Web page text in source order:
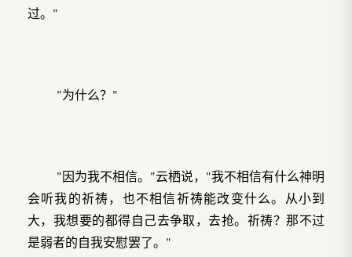
过。"
"为什么？"
"因为我不相信。"云栖说，"我不相信有什么神明
会听我的祈祷，也不相信祈祷能改变什么。从小到
大，我想要的都得自己去争取，去抢。祈祷？那不过
是弱者的自我安慰罢了。"